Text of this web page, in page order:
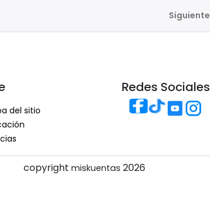
Siguiente
del sitio
Redes Sociales
copyright miskuentas 2026